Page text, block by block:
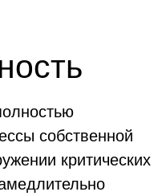
собственной
критических